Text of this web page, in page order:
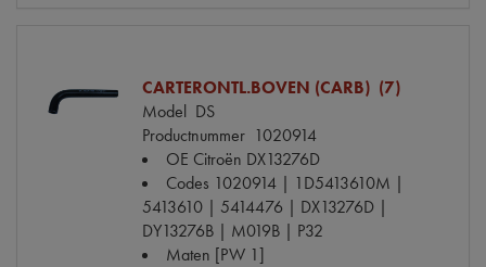
CARTERONTL.BOVEN (CARB) (7)
Model DS
Productnummer 1020914
OE Citroën DX13276D
Codes 1020914 | 1D5413610M |
5413610 | 5414476 | DX13276D |
DY13276B | M019B | P32
Maten [PW 1]